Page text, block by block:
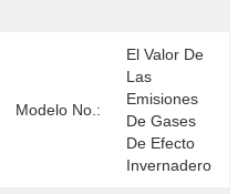
Modelo No.:
El Valor De
Las
Emisiones
De Gases
De Efecto
Invernadero